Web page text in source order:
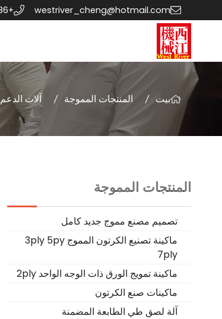
westriver_cheng@hotmail.com
+86 138 2752 0435
بيت المنتجات المموجة آلات الدعم
المنتجات المموجة
تصميم مصنع مموج جديد كامل
ماكينة تصنيع الكرتون المموج 3ply 5py
7ply
ماكينة تمويج الورق ذات الوجه الواحد 2ply
ماكينات صنع الكرتون
آلة لصق طي الطابعة المضمنة